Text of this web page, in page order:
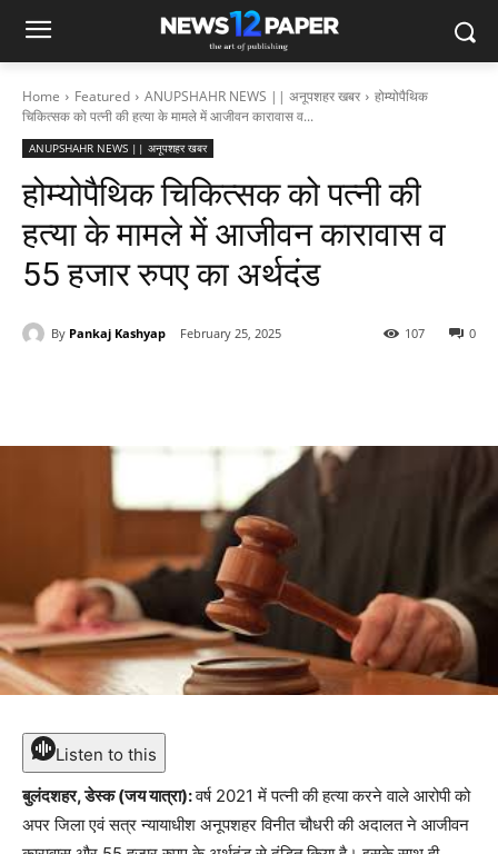
Home Featured ANUPSHAHR NEWS || अनूपशहर खबर
होम्योपैथिक
चिकित्सक को पत्नी की हत्या के मामले में आजीवन कारावास व...
ANUPSHAHR NEWS || अनूपशहर खबर
होम्योपैथिक चिकित्सक को पत्नी की
हत्या के मामले में आजीवन कारावास व
55 हजार रुपए का अर्थदंड
By Pankaj Kashyap February 25, 2025 0
107
Listen to this
बुलंदशहर, डेस्क (जय यात्रा):वर्ष 2021 में पत्नी की हत्या करने वाले आरोपी को
अपर जिला एवं सत्र न्यायाधीश अनूपशहर विनीत चौधरी की अदालत ने आजीवन